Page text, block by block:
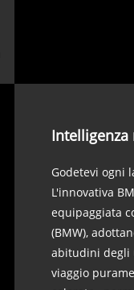
Intelligenza
Godetevi ogni
L'innovativa
equipaggiata
(BMW),
abitudini degli
viaggio